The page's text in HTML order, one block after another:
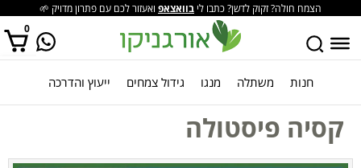
הצמח חולה? זקוק לדשן? כתבו לי בוואצאפ ואעזור לכם עם פתרון מדויק 🌱
0
אין מוצרים בסל הקניות. חנות משתלה מנגו גידול צמחים ייעוץ והדרכה
קסיה פיסטולה